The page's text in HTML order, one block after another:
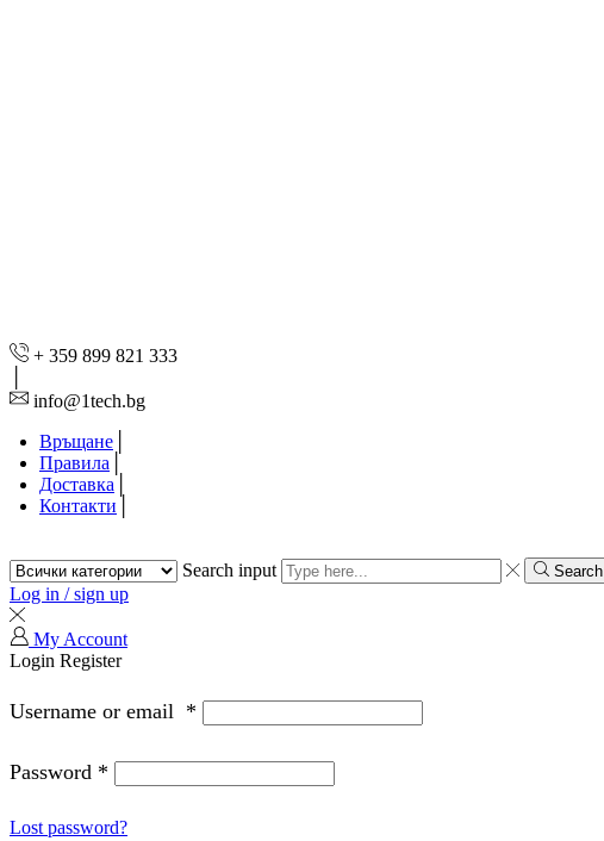
+ 359 899 821 333
info@1tech.bg
Връщане
Правила
Доставка
Контакти
Search input Search
Log in / sign up
My Account
Login Register
Username or email *
Password *
Lost password?